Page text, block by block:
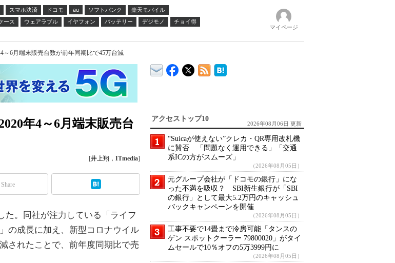
スマホ決済 ドコモ au ソフトバンク
楽天モバイル
ース ウェアラブル イヤフォン バッテリー デジモノ
チョイ得
マイページ
6月端末販売台数が前年同期比で45万台減
年4～6月端末販売台
[井上翔 ， ITmedia]
Share
。同社が注力している「ライフ
の成長に加え、新型コロナウイル
されたことで、前年度同期比で売
アクセストップ10
2026年08月06日 更新
“Suicaが使えない”クレカ・QR専用改札機
に賛否 「問題なく運用できる」「交通
系ICの方がスムーズ」
（2026年08月05日）
元グループ会社が「ドコモの銀行」にな
った不満を吸収？ SBI新生銀行が「SBI
の銀行」として最大5.2万円のキャッシュ
バックキャンペーンを開催
（2026年08月05日）
工事不要で14畳まで冷房可能「タンスの
ゲン スポットクーラー 79800020」がタイ
ムセールで10％オフの5万3999円に
（2026年08月05日）